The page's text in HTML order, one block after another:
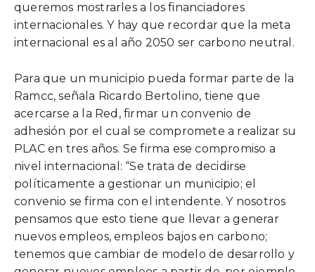
queremos mostrarles a los financiadores
internacionales. Y hay que recordar que la meta
internacional es al año 2050 ser carbono neutral.
Para que un municipio pueda formar parte de la
Ramcc, señala Ricardo Bertolino, tiene que
acercarse a la Red, firmar un convenio de
adhesión por el cual se compromete a realizar su
PLAC en tres años. Se firma ese compromiso a
nivel internacional: “Se trata de decidirse
políticamente a gestionar un municipio; el
convenio se firma con el intendente. Y nosotros
pensamos que esto tiene que llevar a generar
nuevos empleos, empleos bajos en carbono;
tenemos que cambiar de modelo de desarrollo y